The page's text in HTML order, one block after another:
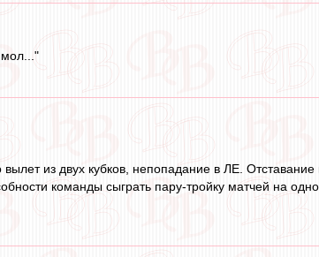
из двух кубков, непопадание в ЛЕ.
команды сыграть пару-тройку матчей на